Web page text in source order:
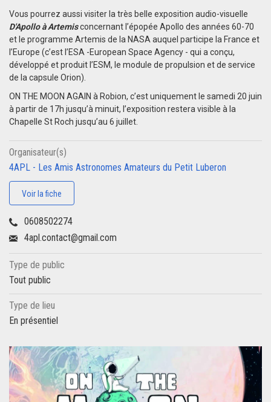
Vous pourrez aussi visiter la très belle exposition audio-visuelle
D'Apollo à Artemisconcernant l’épopée Apollo des années 60-70
et le programme Artemis de la NASA auquel participe la France et
l’Europe (c’est l’ESA -European Space Agency - qui a conçu,
développé et produit l’ESM, le module de propulsion et de service
de la capsule Orion).
ON THE MOON AGAIN à Robion, c’est uniquement le samedi 20 juin
à partir de 17h jusqu’à minuit, l’exposition restera visible à la
Chapelle St Roch jusqu’au 6 juillet.
Organisateur(s)
4APL - Les Amis Astronomes Amateurs du Petit Luberon
Voir la fiche
0608502274
4apl.contact@gmail.com
Type de public
Tout public
Type de lieu
En présentiel